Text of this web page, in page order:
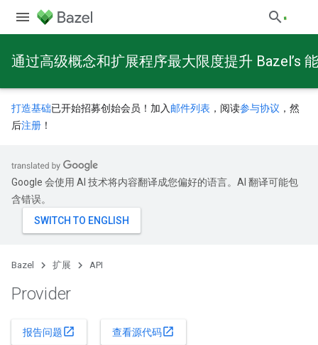
通过高级概念和扩展程序最大限度提升 Bazel’s
打造基础已开始招募创始会员！加入 邮件列表 ，阅读参与协议 ，然
后注册 ！
Google 会使用 AI 技术将内容翻译成您偏好的语言。AI 翻译可能包
含错误。
Bazel 扩展 API
Provider
报告问题open_in_new 查看源代码open_in_new